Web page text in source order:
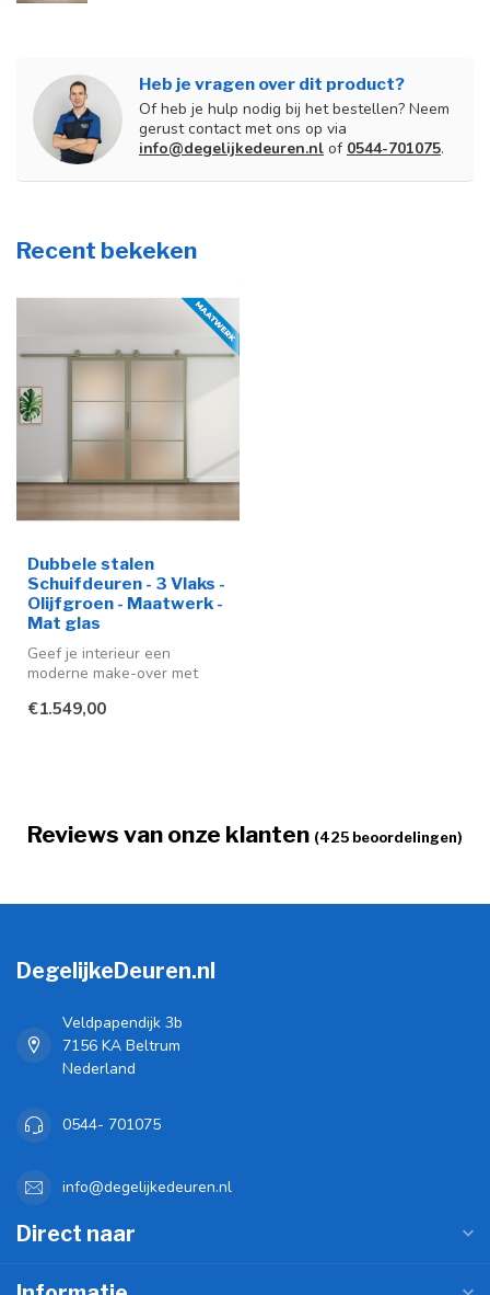
Heb je vragen over dit product?
Of heb je hulp nodig bij het bestellen? Neem
gerust contact met ons op via
info@degelijkedeuren.nl of 0544-701075.
Recent bekeken
Dubbele stalen
Schuifdeuren - 3 Vlaks -
Olijfgroen - Maatwerk -
Mat glas
Geef je interieur een
moderne make-over met
schuifdeur me...
€1.549,00
Reviews van onze klanten (425 beoordelingen)
DegelijkeDeuren.nl
Veldpapendijk 3b
7156 KA Beltrum
Nederland
0544- 701075
info@degelijkedeuren.nl
Direct naar